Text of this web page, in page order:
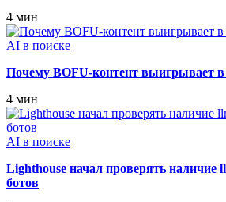
4 мин
AI в поиске
Почему BOFU‑контент выигрывает в
4 мин
AI в поиске
Lighthouse начал проверять наличие
ботов